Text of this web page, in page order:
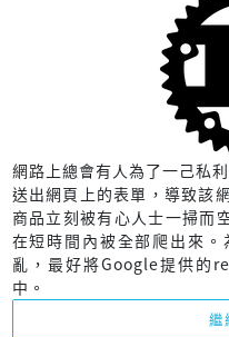
網路上總會有人為了一己私
送出網頁上的表單，導致該
商品立刻被有心人士一掃而
在短時間內被全部爬出來
亂，最好將Google提供的
中。
繼